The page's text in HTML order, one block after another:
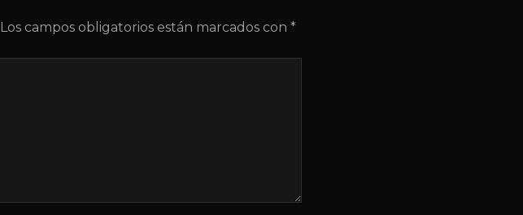
Los campos obligatorios están marcados con *